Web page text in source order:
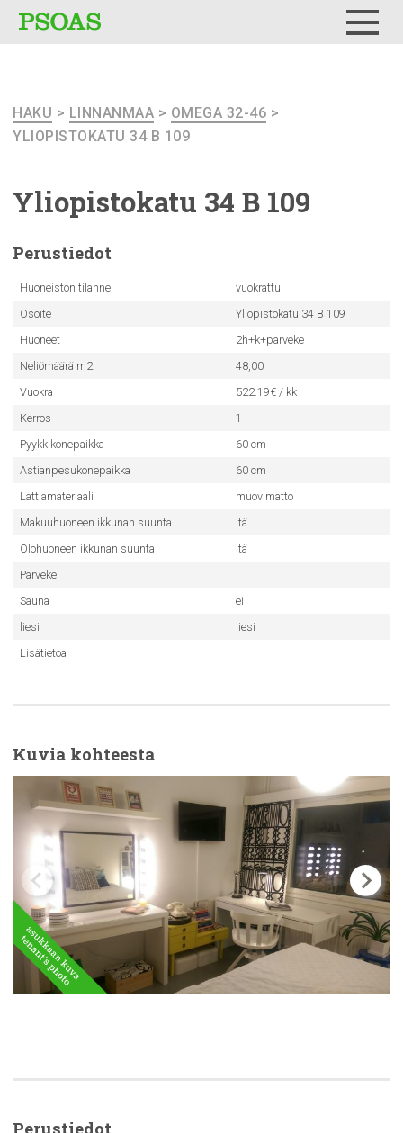
HAKU > LINNANMAA > OMEGA 32-46 >
YLIOPISTOKATU 34 B 109
Yliopistokatu 34 B 109
Perustiedot
Huoneiston tilanne
vuokrattu
Osoite
Yliopistokatu 34 B 109
Huoneet
2h+k+parveke
Neliömäärä m2
48,00
Vuokra
522.19€ / kk
Kerros
1
Pyykkikonepaikka
60 cm
Astianpesukonepaikka
60 cm
Lattiamateriaali
muovimatto
Makuuhuoneen ikkunan suunta
itä
Olohuoneen ikkunan suunta
itä
Parveke
Sauna
ei
liesi
liesi
Lisätietoa
Kuvia kohteesta
Perustiedot